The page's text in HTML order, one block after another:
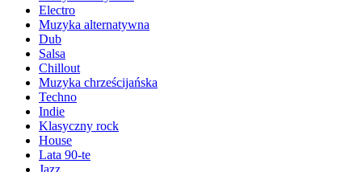
Electro
Muzyka alternatywna
Dub
Salsa
Chillout
Muzyka chrześcijańska
Techno
Indie
Klasyczny rock
House
Lata 90-te